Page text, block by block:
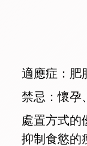
適應症：肥
禁忌：懷孕
處置方式的
抑制食慾的